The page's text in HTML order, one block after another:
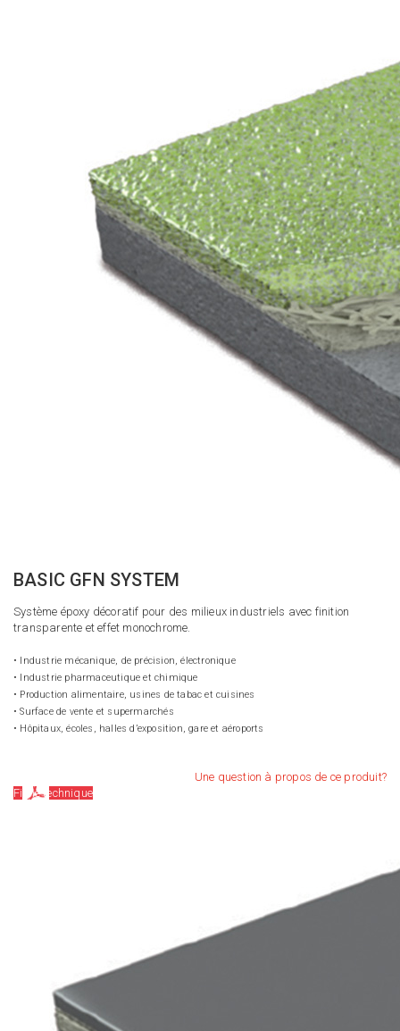
BASIC GFN SYSTEM
Système époxy décoratif pour des milieux industriels avec finition
transparente et effet monochrome.
• Industrie mécanique, de précision, électronique
• Industrie pharmaceutique et chimique
• Production alimentaire, usines de tabac et cuisines
• Surface de vente et supermarchés
• Hôpitaux, écoles, halles d’exposition, gare et aéroports
Une question à propos de ce produit?
Fiche technique